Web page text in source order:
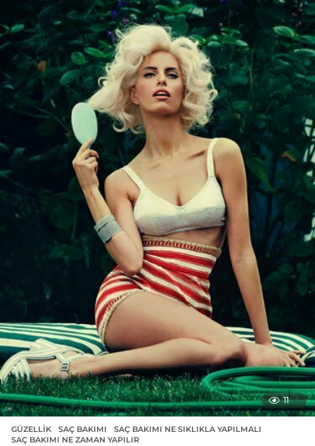
11
GÜZELLIK SAÇ BAKIMI ,SAÇ BAKIMI NE SIKLIKLA YAPILMALI
SAÇ BAKIMI NE ZAMAN YAPILIR